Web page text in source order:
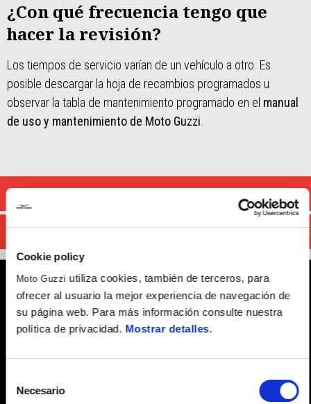
Cookie policy
Moto Guzzi utiliza cookies, también de terceros, para
ofrecer al usuario la mejor experiencia de navegación de
su página web. Para más información consulte nuestra
política de privacidad. Mostrar detalles.
Necesario
¿Con qué frecuencia tengo que
hacer la revisión?
Los tiempos de servicio varían de un vehículo a otro. Es
posible descargar la hoja de recambios programados u
observar la tabla de mantenimiento programado en el manual
de uso y mantenimiento de Moto Guzzi
RESERVAR SERVICIO
¿POR QUÉ ELEGIR X-
CARE +
MANTENIMIENTO?